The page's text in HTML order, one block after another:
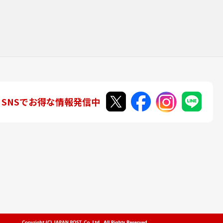
SNSでお得な情報発信中